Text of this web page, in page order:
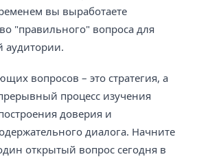
вы выработаете
"правильного" вопроса для
аудитории.
вопросов – это стратегия, а
процесс изучения
доверия и
диалога. Начните
открытый вопрос сегодня в